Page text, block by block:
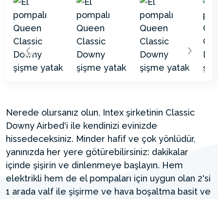
Nerede olursanız olun, Intex şirketinin Classic
Downy Airbed'i ile kendinizi evinizde
hissedeceksiniz. Minder hafif ve çok yönlüdür,
yanınızda her yere götürebilirsiniz: dakikalar
içinde şişirin ve dinlenmeye başlayın. Hem
elektrikli hem de el pompaları için uygun olan 2'si
1 arada valf ile şişirme ve hava boşaltma basit ve